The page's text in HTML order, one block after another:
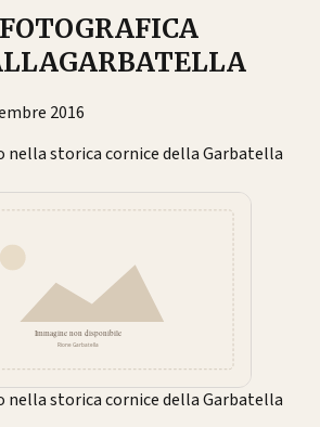
2016
nella storica cornice della Garbatella
nella storica cornice della Garbatella